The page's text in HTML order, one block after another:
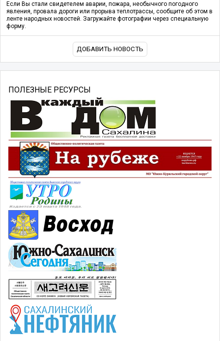
Если Вы стали свидетелем аварии, пожара, необычного погодного
явления, провала дороги или прорыва теплотрассы, сообщите об этом в
ленте народных новостей. Загружайте фотографии через специальную
форму.
ДОБАВИТЬ НОВОСТЬ
ПОЛЕЗНЫЕ РЕСУРСЫ